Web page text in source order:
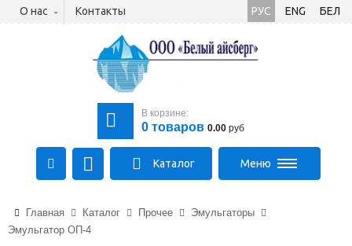
О нас Контакты РУС ENG БЕЛ
В корзине:
0 товаров 0.00 руб
+375 (29) 710-23-43
+375 (33) 315-03-03
Каталог Меню
Главная Каталог Прочее
Эмульгаторы
Эмульгатор ОП-4